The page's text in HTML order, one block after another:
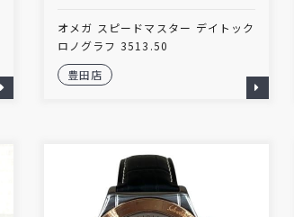
オメガ スピードマスター デイトック
ロノグラフ 3513.50
豊田店